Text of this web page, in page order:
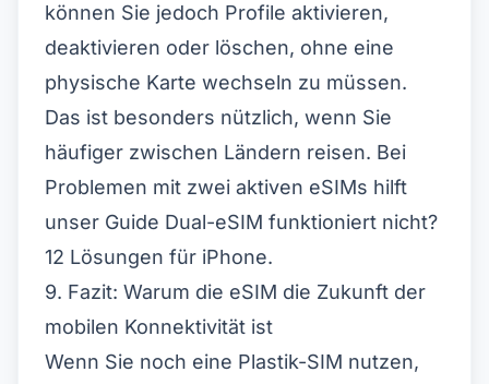
können Sie jedoch Profile aktivieren,
deaktivieren oder löschen, ohne eine
physische Karte wechseln zu müssen.
Das ist besonders nützlich, wenn Sie
häufiger zwischen Ländern reisen. Bei
Problemen mit zwei aktiven eSIMs hilft
unser Guide Dual-eSIM funktioniert nicht?
12 Lösungen für iPhone.
9. Fazit: Warum die eSIM die Zukunft der
mobilen Konnektivität ist
Wenn Sie noch eine Plastik-SIM nutzen,